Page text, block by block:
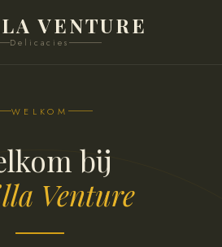
VENTURE
Delicacies
WELKOM
bij
Venture